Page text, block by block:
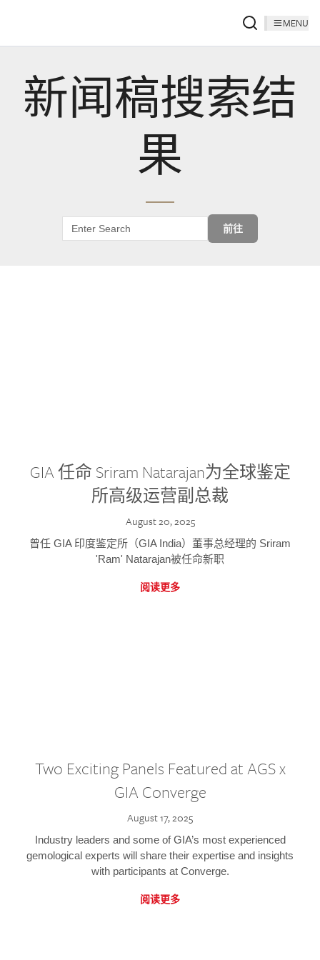
MENU
新闻稿搜索结
果
前往
GIA 任命 Sriram Natarajan为全球鉴定
所高级运营副总裁
August 20, 2025
曾任 GIA 印度鉴定所（GIA India）董事总经理的 Sriram
'Ram' Natarajan被任命新职
阅读更多
Two Exciting Panels Featured at AGS x
GIA Converge
August 17, 2025
Industry leaders and some of GIA’s most experienced
gemological experts will share their expertise and insights
with participants at Converge.
阅读更多